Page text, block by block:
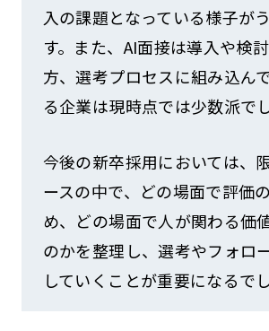
入の課題となっている様子が
す。また、AI面接は導入や検
方、選考プロセスに組み込ん
る企業は現時点では少数派で
今後の新卒採用においては、
ースの中で、どの場面で評価
め、どの場面で人が関わる価
のかを整理し、選考やフォロ
していくことが重要になるで